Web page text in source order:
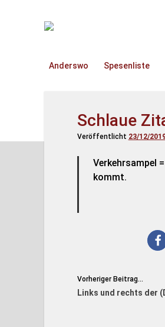
TruckOnline.de
Anderswo Spesenliste
Schlaue
Veröffentlicht 23/12/
Verkehrsampel
kommt.
Vorheriger Beitrag...
Links und rechts der